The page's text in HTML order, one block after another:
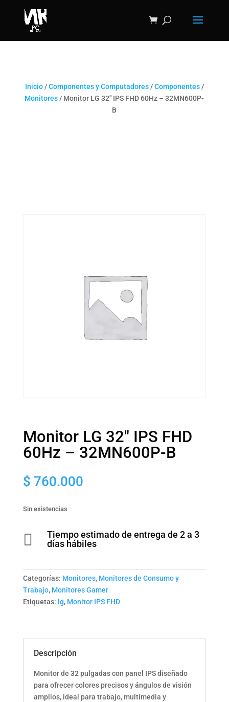
Inicio/Componentes y Computadores/Componentes/
Monitores / Monitor LG 32″ IPS FHD 60Hz – 32MN600P-
B
Monitor LG 32″ IPS FHD
60Hz – 32MN600P-B
$ 760.000
Sin existencias

Tiempo estimado de entrega de 2 a 3
días hábiles
Categorías: Monitores, Monitores de Consumo y
Trabajo, Monitores Gamer
Etiquetas: lg, Monitor IPS FHD
Descripción
Monitor de 32 pulgadas con panel IPS diseñado
para ofrecer colores precisos y ángulos de visión
amplios, ideal para trabajo, multimedia y